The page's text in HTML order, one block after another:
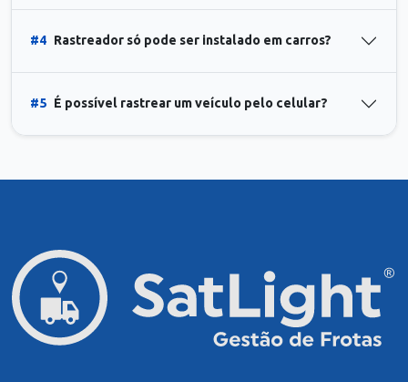
#4 Rastreador só pode ser instalado em carros?
#5 É possível rastrear um veículo pelo celular?